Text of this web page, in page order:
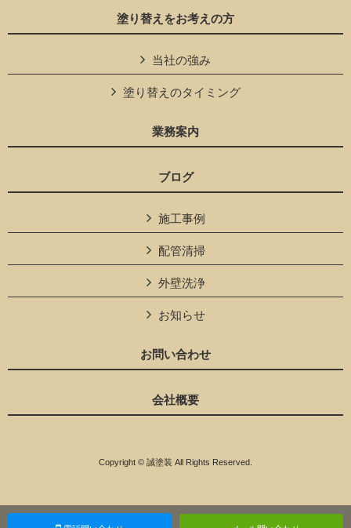
塗り替えをお考えの方
当社の強み
塗り替えのタイミング
業務案内
ブログ
施工事例
配管清掃
外壁洗浄
お知らせ
お問い合わせ
会社概要
Copyright © 誠塗装 All Rights Reserved.